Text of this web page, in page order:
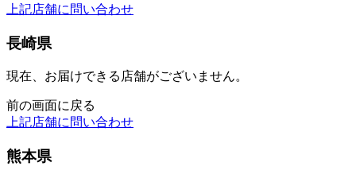
上記店舗に問い合わせ
長崎県
現在、お届けできる店舗がございません。
前の画面に戻る
上記店舗に問い合わせ
熊本県